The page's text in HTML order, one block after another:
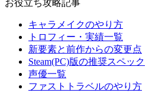
お役立ち攻略記事
キャラメイクのやり方
トロフィー・実績一覧
新要素と前作からの変更点
Steam(PC)版の推奨スペック
声優一覧
ファストトラベルのやり方